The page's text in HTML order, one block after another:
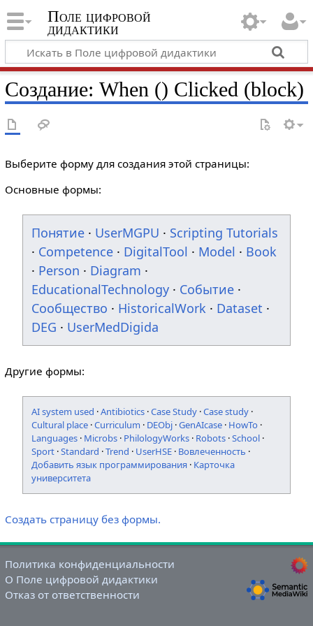
Поле цифровой
дидактики
Создание: When () Clicked (block)
Выберите форму для создания этой страницы:
Основные формы:
Понятие · UserMGPU · Scripting Tutorials
· Competence · DigitalTool · Model · Book
· Person · Diagram ·
EducationalTechnology · Событие ·
Сообщество · HistoricalWork · Dataset ·
DEG · UserMedDigida
Другие формы:
AI system used ·Antibiotics ·Case Study ·Case study ·
Cultural place ·Curriculum · DEObj ·GenAIcase · HowTo ·
Languages · Microbs · PhilologyWorks · Robots ·School ·
Sport ·Standard ·Trend · UserHSE · Вовлеченность ·
Добавить язык программирования · Карточка
университета
Создать страницу без формы.
Политика конфиденциальности
О Поле цифровой дидактики
Отказ от ответственности